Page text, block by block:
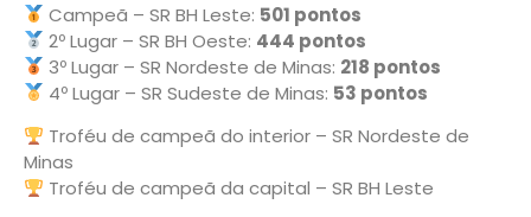
Campeã – SR BH Leste: 501 pontos
2º Lugar – SR BH Oeste: 444 pontos
3º Lugar – SR Nordeste de Minas: 218 pontos
4º Lugar – SR Sudeste de Minas: 53 pontos
Troféu de campeã do interior – SR Nordeste de
Minas
Troféu de campeã da capital – SR BH Leste